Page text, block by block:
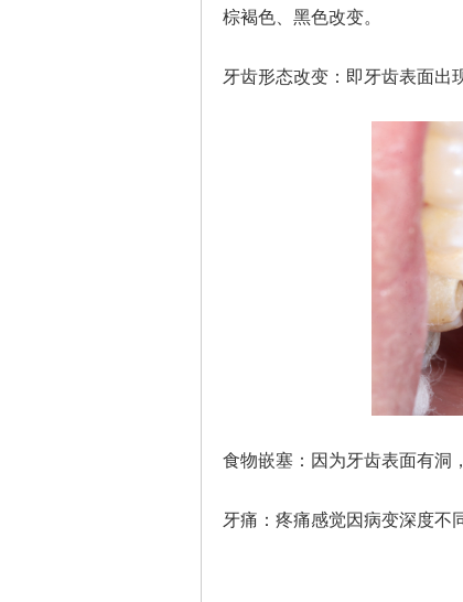
棕褐色、黑色改变。
牙齿形态改变：即牙齿表面出
食物嵌塞：因为牙齿表面有洞
牙痛：疼痛感觉因病变深度不